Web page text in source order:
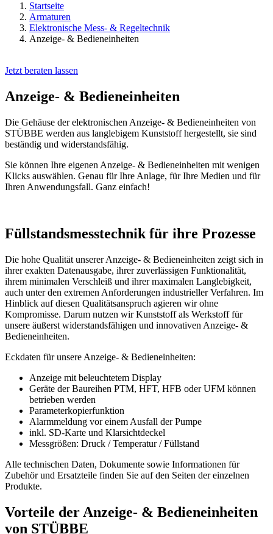
Startseite
Armaturen
Elektronische Mess- & Regeltechnik
Anzeige- & Bedieneinheiten
Jetzt beraten lassen
Anzeige- & Bedieneinheiten
Die Gehäuse der elektronischen Anzeige- & Bedieneinheiten von
STÜBBE werden aus langlebigem Kunststoff hergestellt, sie sind
beständig und widerstandsfähig.
Sie können Ihre eigenen Anzeige- & Bedieneinheiten mit wenigen
Klicks auswählen. Genau für Ihre Anlage, für Ihre Medien und für
Ihren Anwendungsfall. Ganz einfach!
Füllstandsmesstechnik für ihre Prozesse
Die hohe Qualität unserer Anzeige- & Bedieneinheiten zeigt sich in
ihrer exakten Datenausgabe, ihrer zuverlässigen Funktionalität,
ihrem minimalen Verschleiß und ihrer maximalen Langlebigkeit,
auch unter den extremen Anforderungen industrieller Verfahren. Im
Hinblick auf diesen Qualitätsanspruch agieren wir ohne
Kompromisse. Darum nutzen wir Kunststoff als Werkstoff für
unsere äußerst widerstandsfähigen und innovativen Anzeige- &
Bedieneinheiten.
Eckdaten für unsere Anzeige- & Bedieneinheiten:
Anzeige mit beleuchtetem Display
Geräte der Baureihen PTM, HFT, HFB oder UFM können
betrieben werden
Parameterkopierfunktion
Alarmmeldung vor einem Ausfall der Pumpe
inkl. SD-Karte und Klarsichtdeckel
Messgrößen: Druck / Temperatur / Füllstand
Alle technischen Daten, Dokumente sowie Informationen für
Zubehör und Ersatzteile finden Sie auf den Seiten der einzelnen
Produkte.
Vorteile der Anzeige- & Bedieneinheiten
von STÜBBE